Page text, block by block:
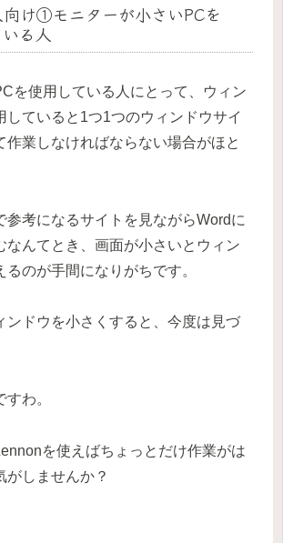
向け①モニターが小さいPCを
る人
を使用している人にとって、ウィン
していると1つ1つのウィンドウサイ
作業しなければならない場合がほと
参考になるサイトを見ながらWordに
なんてとき、画面が小さいとウィン
るのが手間になりがちです。
ンドウを小さくすると、今度は見づ
わ。
を使えばちょっとだけ作業がは
がしませんか？